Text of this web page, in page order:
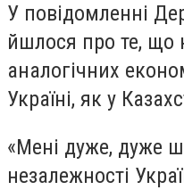
У повідомленні
йшлося про те,
аналогічних
Україні, як у
«Мені дуже, дуже
незалежності